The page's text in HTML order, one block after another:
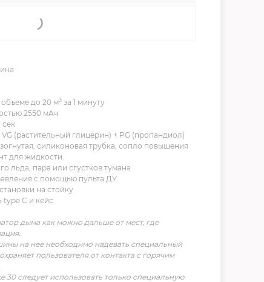
до 20 м3 за 1 минуту
2550 мАч
сек
(растительный глицерин) + PG (пропандиол)
силиконовая трубка, сопло повышения
для жидкости
льда, пара или сгустков тумана
с помощью пульта ДУ
на стойку
C и кейс
дыма как можно дальше от мест, где
на нее необходимо надевать специальный
пользователя от контакта с горячим
30 следует использовать только специальную